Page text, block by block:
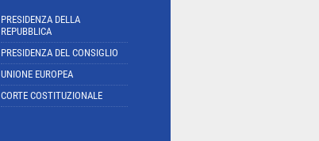
PRESIDENZA DELLA
REPUBBLICA
PRESIDENZA DEL CONSIGLIO
UNIONE EUROPEA
CORTE COSTITUZIONALE